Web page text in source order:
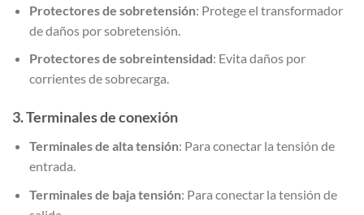
Protectores de sobretensión: Protege el transformador
de daños por sobretensión.
Protectores de sobreintensidad: Evita daños por
corrientes de sobrecarga.
3.Terminales de conexión
Terminales de alta tensión: Para conectar la tensión de
entrada.
Terminales de baja tensión: Para conectar la tensión de